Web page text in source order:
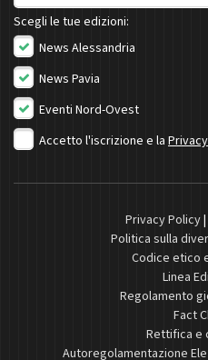
Scegli le tue edizioni:
News Alessandria
News Pavia
Eventi Nord-Ovest
Accetto l'iscrizione e la
Privacy Policy|
Politica sulla
Codice etico
Linea
Regolamento
Fact
Rettifica e
Autoregolamentazione